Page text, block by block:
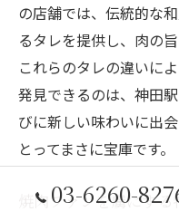
の店舗では、伝統的な
るタレを提供し、肉の
これらのタレの違いに
発見できるのは、神田
びに新しい味わいに出
とってまさに宝庫です。
焼肉ファンを虜にす
03-6260-